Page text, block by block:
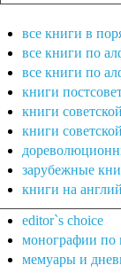
все книги в
все книги по
все книги по
книги
книги
книги
зарубежные
книги на
editor`s choice
монографии по
мемуары и